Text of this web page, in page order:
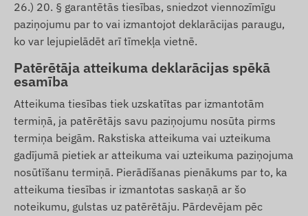
26.) 20. § garantētās tiesības, sniedzot viennozīmīgu
paziņojumu par to vai izmantojot deklarācijas paraugu,
ko var lejupielādēt arī tīmekļa vietnē.
Patērētāja atteikuma deklarācijas spēkā
esamība
Atteikuma tiesības tiek uzskatītas par izmantotām
termiņā, ja patērētājs savu paziņojumu nosūta pirms
termiņa beigām. Rakstiska atteikuma vai uzteikuma
gadījumā pietiek ar atteikuma vai uzteikuma paziņojuma
nosūtīšanu termiņā. Pierādīšanas pienākums par to, ka
atteikuma tiesības ir izmantotas saskaņā ar šo
noteikumu, gulstas uz patērētāju. Pārdevējam pēc